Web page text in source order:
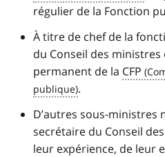
régulier de la Fonction
À titre de chef de la
du Conseil des
permanent de la CFP
.
D’autres sous-ministres
secrétaire du Conseil
leur expérience, de leur